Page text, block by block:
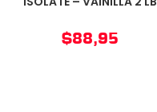
$88,95